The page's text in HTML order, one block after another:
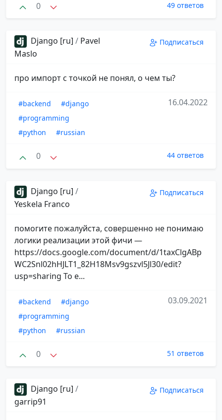
0 49 ответов
Django [ru] / Pavel
Maslo
Подписаться
про импорт с точкой не понял, о чем ты?
#backend
#django
#programming
#python
#russian
16.04.2022
0 44 ответов
Django [ru] /
Yeskela Franco
Подписаться
помогите пожалуйста, совершенно не понимаю
логики реализации этой фичи —
https://docs.google.com/document/d/1taxClgABp
WC2Snl02hHJLT1_82H18Msv9gszvl5Jl30/edit?
usp=sharing То е...
#backend
#django
#programming
#python
#russian
03.09.2021
0 51 ответов
Django [ru] /
garrip91
Подписаться